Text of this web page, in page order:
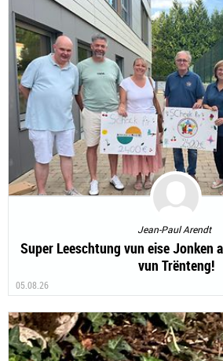
Jean-Paul Arendt
Super Leeschtung vun eise Jonken
vun Trënteng!
05.08.26